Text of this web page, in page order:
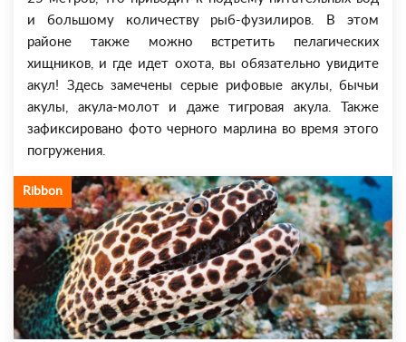
и большому количеству рыб-фузилиров. В этом
районе также можно встретить пелагических
хищников, и где идет охота, вы обязательно увидите
акул! Здесь замечены серые рифовые акулы, бычьи
акулы, акула-молот и даже тигровая акула. Также
зафиксировано фото черного марлина во время этого
погружения.
Ribbon